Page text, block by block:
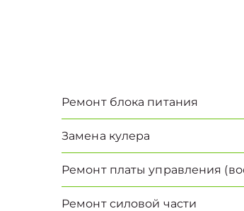
Ремонт блока питания
Замена кулера
Ремонт платы управления
Ремонт силовой части